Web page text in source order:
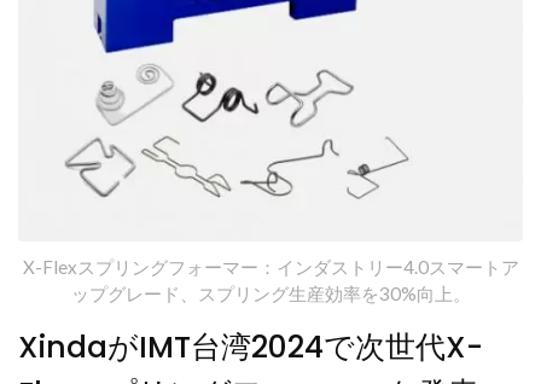
X-Flexスプリングフォーマー：インダストリー4.0スマートア
ップグレード、スプリング生産効率を30%向上。
XindaがIMT台湾2024で次世代X-